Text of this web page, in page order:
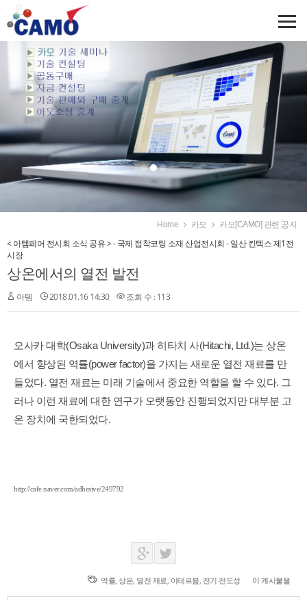
Home 카모 카모[CAMO] 관련 공지
< 아템페어 전시회 소식 공유 > - 국제 접착코팅 소재 산업전시회 - 일산 킨텍스 제1전
시장
상온에서의 열전 발전
아템 2018.01.16 14:30 조회 수 : 113
오사카 대학(Osaka University)과 히타치 사(Hitachi, Ltd.)는 상온
에서 향상된 역률(power factor)을 가지는 새로운 열전 재료를 만
들었다. 열전 재료는 미래 기술에서 중요한 역할을 할 수 있다. 그
러나 이런 재료에 대한 연구가 오랫동안 진행되었지만 대부분 고
온 장치에 국한되었다.
http://cafe.naver.com/adhesive/249792
역률, 상온, 열전 재료, 이테르븀, 전기 전도성 이 게시물을